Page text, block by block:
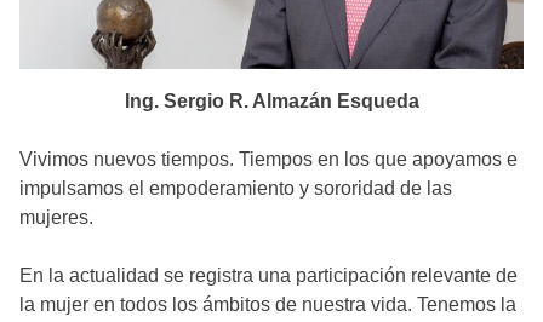
Ing. Sergio R. Almazán Esqueda
Vivimos nuevos tiempos. Tiempos en los que apoyamos e
impulsamos el empoderamiento y sororidad de las
mujeres.
En la actualidad se registra una participación relevante de
la mujer en todos los ámbitos de nuestra vida. Tenemos la